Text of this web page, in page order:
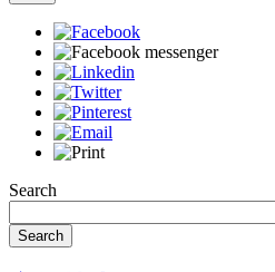
Search
Search